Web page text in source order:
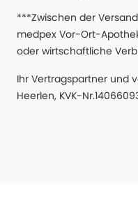
***Zwischen der
medpex Vor-Ort-
oder wirtschaftliche
Ihr Vertragspartner und
Heerlen, KVK-